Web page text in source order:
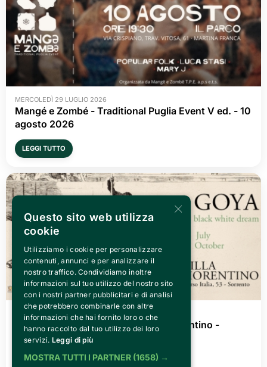
MERCOLEDÌ 29 LUGLIO 2026
Mangé e Zombé - Traditional Puglia Event V ed. - 10
agosto 2026
LEGGI TUTTO
MERCOLEDÌ 08 LUGLIO 2026
Goya. Bianco Nero Sogno @Villa Fiorentino -
Sorrento
LEGGI TUTTO
×
Questo sito web utilizza
cookie
Utilizziamo i cookie per personalizzare
contenuti, annunci e per analizzare il
nostro traffico. Condividiamo inoltre
informazioni sul tuo utilizzo del nostro sito
con i nostri partner pubblicitari e di analisi
che potrebbero combinarle con altre
informazioni che hai fornito loro o che
hanno raccolto dal tuo utilizzo dei loro
servizi. Leggi di più
MOSTRA TUTTI I PARTNER (1658) →